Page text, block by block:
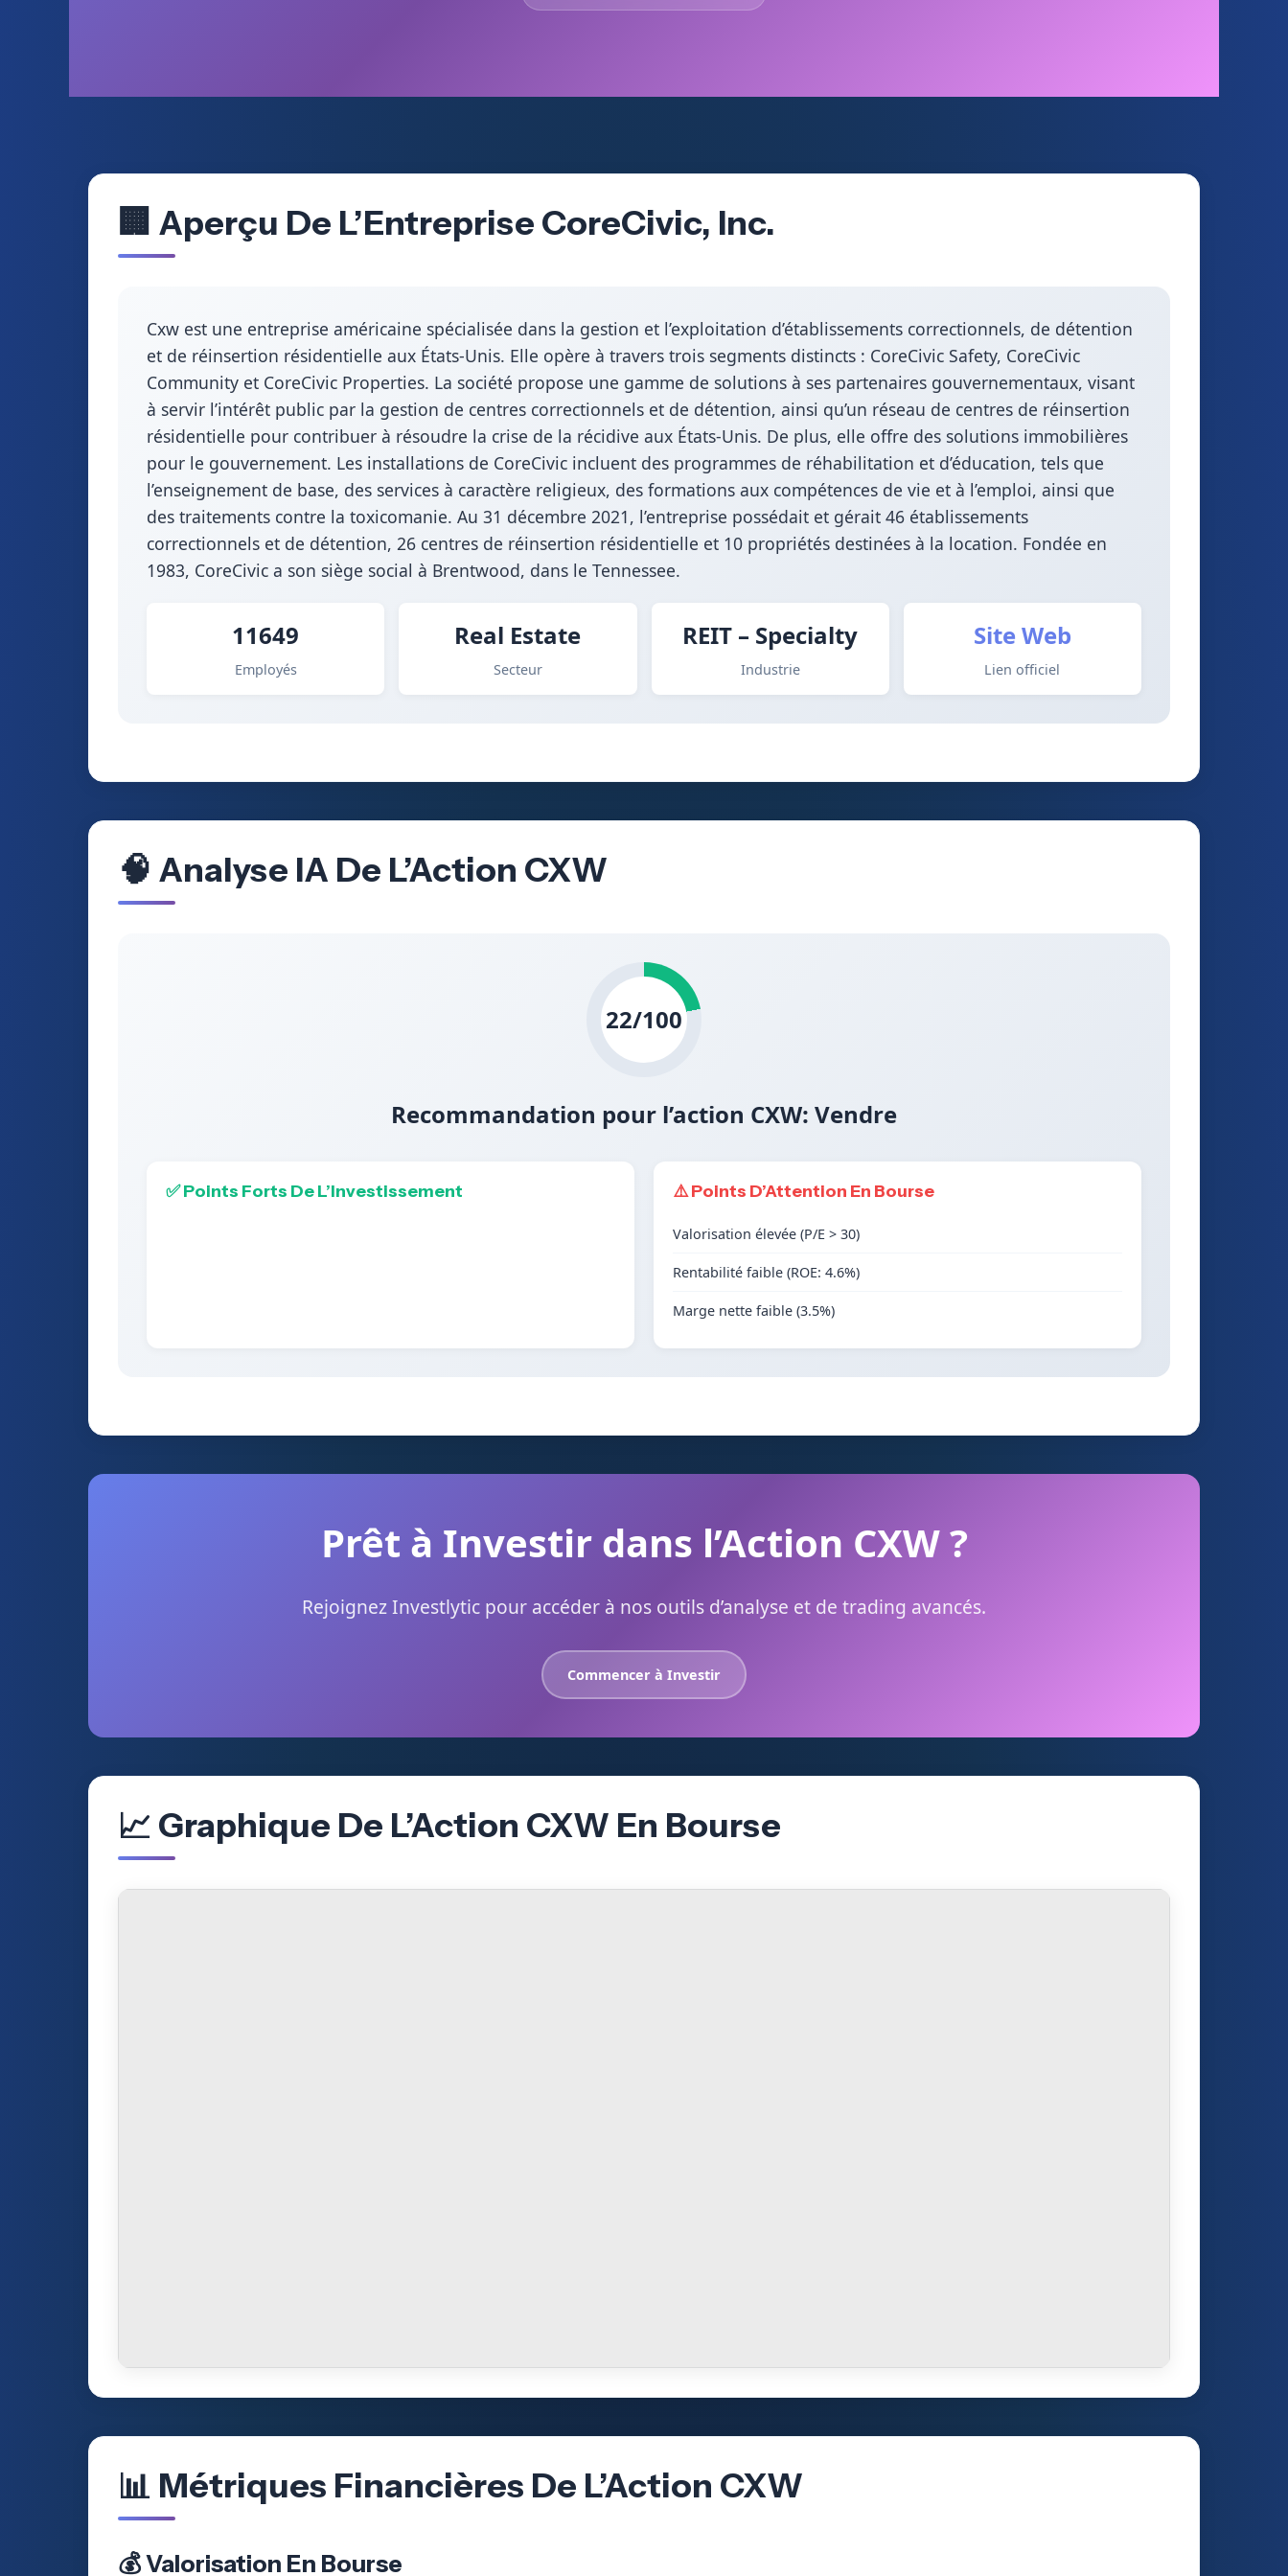
🏢 Aperçu De L’Entreprise CoreCivic, Inc.
Cxw est une entreprise américaine spécialisée dans la gestion et l’exploitation d’établissements correctionnels, de détention
et de réinsertion résidentielle aux États-Unis. Elle opère à travers trois segments distincts : CoreCivic Safety, CoreCivic
Community et CoreCivic Properties. La société propose une gamme de solutions à ses partenaires gouvernementaux, visant
à servir l’intérêt public par la gestion de centres correctionnels et de détention, ainsi qu’un réseau de centres de réinsertion
résidentielle pour contribuer à résoudre la crise de la récidive aux États-Unis. De plus, elle offre des solutions immobilières
pour le gouvernement. Les installations de CoreCivic incluent des programmes de réhabilitation et d’éducation, tels que
l’enseignement de base, des services à caractère religieux, des formations aux compétences de vie et à l’emploi, ainsi que
des traitements contre la toxicomanie. Au 31 décembre 2021, l’entreprise possédait et gérait 46 établissements
correctionnels et de détention, 26 centres de réinsertion résidentielle et 10 propriétés destinées à la location. Fondée en
1983, CoreCivic a son siège social à Brentwood, dans le Tennessee.
11649
Employés
Real Estate
Secteur
REIT – Specialty
Industrie
Site Web
Lien officiel
🧠 Analyse IA De L’Action CXW
22/100
Recommandation pour l’action CXW: Vendre
✅ Points Forts De L’Investissement ⚠️ Points D’Attention En Bourse
Valorisation élevée (P/E > 30)
Rentabilité faible (ROE: 4.6%)
Marge nette faible (3.5%)
Prêt à Investir dans l’Action CXW ?
Rejoignez Investlytic pour accéder à nos outils d’analyse et de trading avancés.
Commencer à Investir
📈 Graphique De L’Action CXW En Bourse
📊 Métriques Financières De L’Action CXW
💰 Valorisation En Bourse